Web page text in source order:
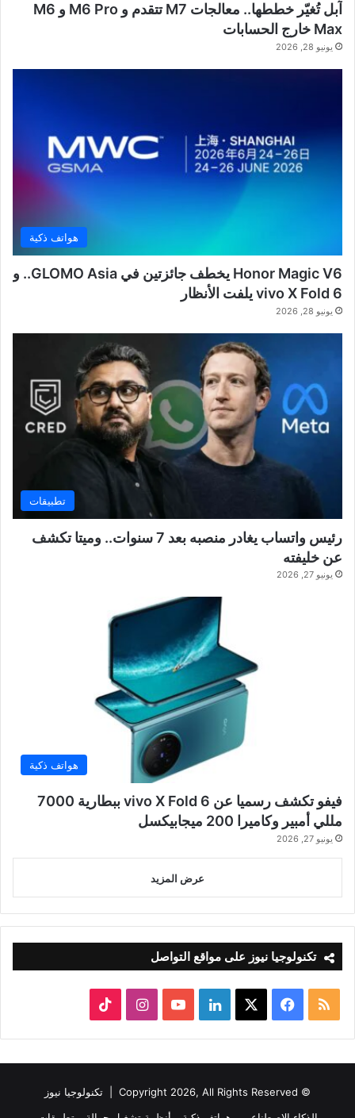
آبل تُغيّر خططها.. معالجات M7 تتقدم و M6 Pro و M6
Max خارج الحسابات
يونيو 28, 2026
هواتف ذكية
Honor Magic V6 يخطف جائزتين في GLOMO Asia.. و
vivo X Fold 6 يلفت الأنظار
يونيو 28, 2026
تطبيقات
رئيس واتساب يغادر منصبه بعد 7 سنوات.. وميتا تكشف
عن خليفته
يونيو 27, 2026
هواتف ذكية
فيفو تكشف رسميا عن vivo X Fold 6 ببطارية 7000
مللي أمبير وكاميرا 200 ميجابيكسل
يونيو 27, 2026
عرض المزيد
تكنولوجيا نيوز على مواقع التواصل
ملخص
الموقع
RSS
فيسبوك لينكدإن‫YouTubeانستقرام
© Copyright 2026, All Rights Reserved |
تكنولوجيا نيوز